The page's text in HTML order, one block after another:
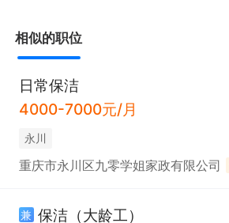
相似的职位
日常保洁
4000-7000元/月
永川
重庆市永川区九零学姐家政有限公司
兼 保洁（大龄工）